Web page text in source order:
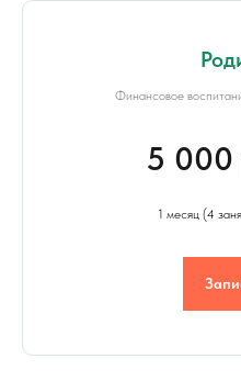
Финансовое
5 000
1 месяц (4